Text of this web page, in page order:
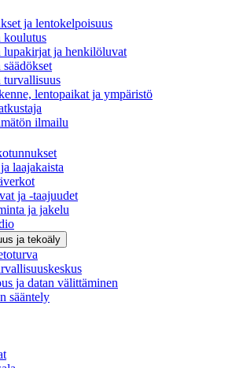
ja lentokelpoisuus
koulutus
lupakirjat ja henkilöluvat
lentopaikat ja ympäristö
ilmailu
laajakaista
ja -taajuudet
ja jakelu
ja tekoäly
ja datan välittäminen
sääntely